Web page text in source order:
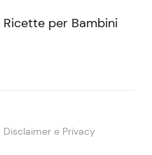
Ricette per Bambini
Disclaimer e Privacy